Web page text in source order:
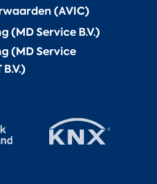
(AVIC)
(MD Service B.V.)
(MD Service